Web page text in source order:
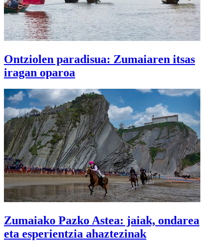
Ontziolen paradisua: Zumaiaren itsas
iragan oparoa
Zumaiako Pazko Astea: jaiak, ondarea
eta esperientzia ahaztezinak